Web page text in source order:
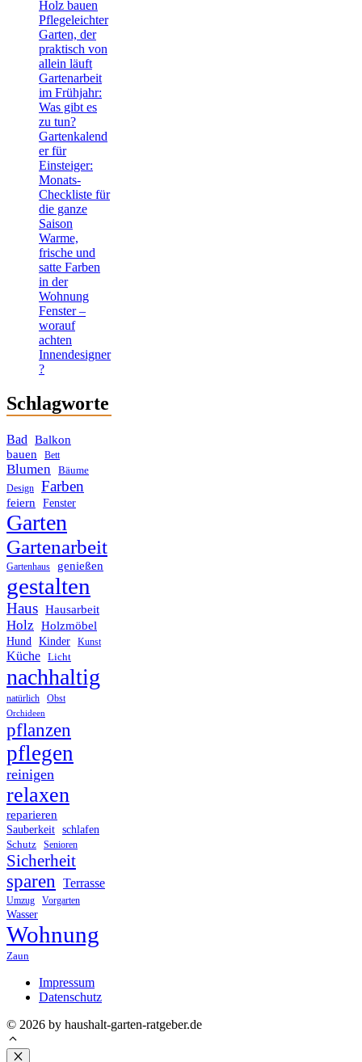
Holz bauen
Pflegeleichter
Garten, der
praktisch von
allein läuft
Gartenarbeit
im Frühjahr:
Was gibt es
zu tun?
Gartenkalend
er für
Einsteiger:
Monats-
Checkliste für
die ganze
Saison
Warme,
frische und
satte Farben
in der
Wohnung
Fenster –
worauf
achten
Innendesigner
?
Schlagworte
Bad
Balkon
bauen
Bett
Blumen Bäume
Design Farben
feiern Fenster
Garten
Gartenarbeit
Gartenhaus genießen
gestalten
Haus Hausarbeit
Holz Holzmöbel
Hund Kinder Kunst
Küche Licht
nachhaltig
natürlich Obst
Orchideen
pflanzen
pflegen
reinigen
relaxen
reparieren
Sauberkeit schlafen
Schutz Senioren
Sicherheit
sparen Terrasse
Umzug Vorgarten
Wasser
Wohnung
Zaun
Impressum
Datenschutz
© 2026 by haushalt-garten-ratgeber.de